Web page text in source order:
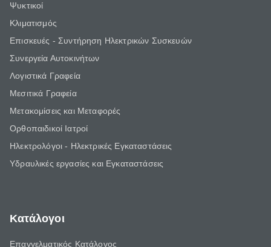
Ψυκτικοί
Κλιματισμός
Επισκευές - Συντήρηση Ηλεκτρικών Συσκευών
Συνεργεία Αυτοκινήτων
Λογιστικά Γραφεία
Μεσιτικά Γραφεία
Μετακομίσεις και Μεταφορές
Ορθοπαιδικοί Ιατροί
Ηλεκτρολόγοι - Ηλεκτρικές Εγκαταστάσεις
Υδραυλικές εργασίες και Εγκαταστάσεις
Κατάλογοι
Επαγγελματικός Κατάλογος